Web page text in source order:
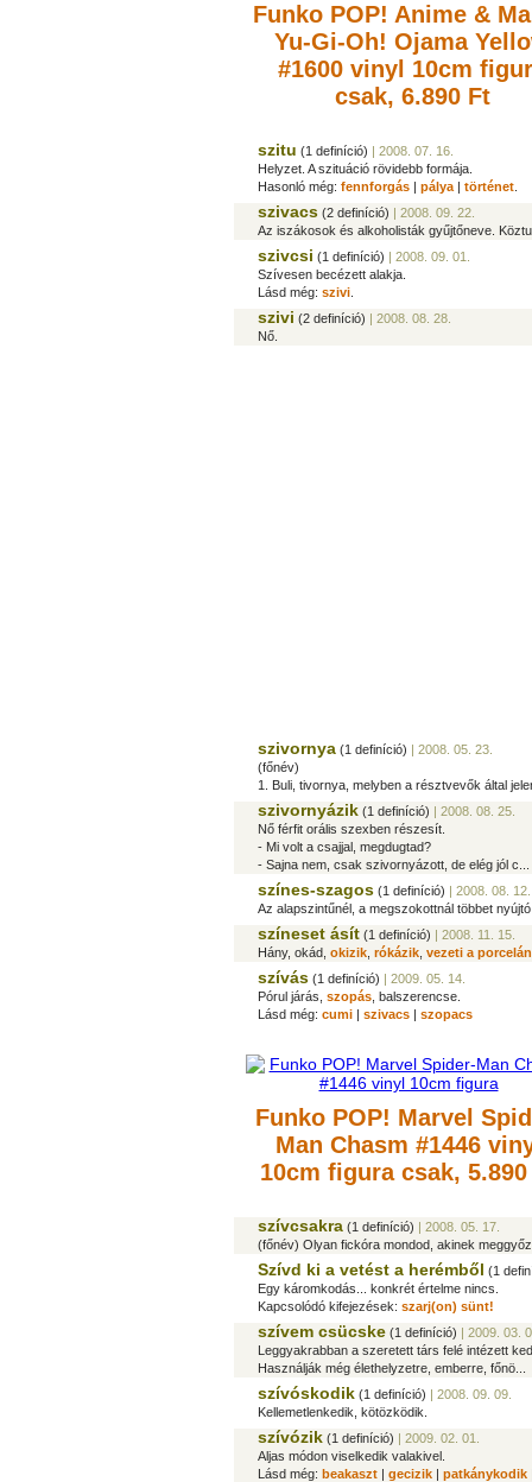
Funko POP! Anime &
Yu-Gi-Oh! Ojama
#1600 vinyl 10cm
csak, 6.890 Ft
szitu (1 definíció) | 2008. 07. 16.
Helyzet. A szituáció rövidebb formája.
Hasonló még: fennforgás | pálya | történet
szivacs (2 definíció) | 2008. 09. 22.
Az iszákosok és alkoholisták gyűjtőneve.
szivcsi (1 definíció) | 2008. 09. 01.
Szívesen becézett alakja.
Lásd még: szivi
szivi (2 definíció) | 2008. 08. 28.
Nő.
szivornya (1 definíció) | 2008. 05. 23.
(főnév)
1. Buli, tivornya, melyben a résztvevők által
szivornyázik (1 definíció) | 2008. 08. 25.
Nő férfit orális szexben részesít.
- Mi volt a csajjal, megdugtad?
- Sajna nem, csak szivornyázott, de elég jól c...
színes-szagos (1 definíció) | 2008. 08. 12.
Az alapszintűnél, a megszokottnál többet
színeset ásít (1 definíció) | 2008. 11. 15.
Hány, okád, okizik rókázik vezeti a
szívás (1 definíció) | 2009. 05. 14.
Pórul járás, szopás , balszerencse.
Lásd még: cumi | szivacs | szopacs
Funko POP! Marvel
Man Chasm #1446
10cm figuracsak, 5.890
szívcsakra (1 definíció) | 2008. 05. 17.
(főnév) Olyan fickóra mondod, akinek
Szívd ki a vetést a herémből (1
Egy káromkodás... konkrét értelme nincs.
Kapcsolódó kifejezések: szarj(on) sünt!
szívem csücske (1 definíció) | 2009. 03.
Leggyakrabban a szeretett társ felé intézett
Használják még élethelyzetre, emberre, főnö...
szívóskodik (1 definíció) | 2008. 09. 09.
Kellemetlenkedik, kötözködik.
szívózik (1 definíció) | 2009. 02. 01.
Aljas módon viselkedik valakivel.
Lásd még: beakaszt | gecizik | patkánykodik